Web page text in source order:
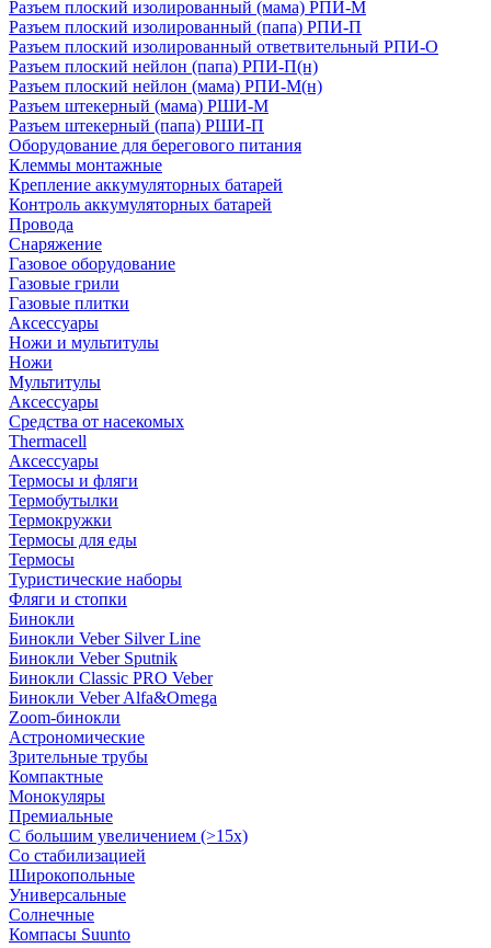
Разъем плоский изолированный (мама) РПИ-М
Разъем плоский изолированный (папа) РПИ-П
Разъем плоский изолированный ответвительный РПИ-О
Разъем плоский нейлон (папа) РПИ-П(н)
Разъем плоский нейлон (мама) РПИ-М(н)
Разъем штекерный (мама) РШИ-М
Разъем штекерный (папа) РШИ-П
Оборудование для берегового питания
Клеммы монтажные
Крепление аккумуляторных батарей
Контроль аккумуляторных батарей
Провода
Снаряжение
Газовое оборудование
Газовые грили
Газовые плитки
Аксессуары
Ножи и мультитулы
Ножи
Мультитулы
Аксессуары
Средства от насекомых
Thermacell
Аксессуары
Термосы и фляги
Термобутылки
Термокружки
Термосы для еды
Термосы
Туристические наборы
Фляги и стопки
Бинокли
Бинокли Veber Silver Line
Бинокли Veber Sputnik
Бинокли Classic PRO Veber
Бинокли Veber Alfa&Omega
Zoom-бинокли
Астрономические
Зрительные трубы
Компактные
Монокуляры
Премиальные
С большим увеличением (>15x)
Со стабилизацией
Широкопольные
Универсальные
Солнечные
Компасы Suunto